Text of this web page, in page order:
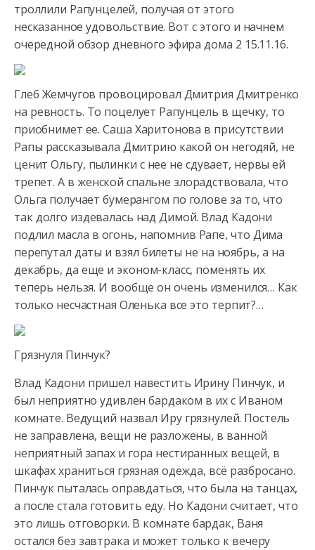
троллили Рапунцелей, получая от этого
несказанное удовольствие. Вот с этого и начнем
очередной обзор дневного эфира дома 2 15.11.16.
Глеб Жемчугов провоцировал Дмитрия Дмитренко
на ревность. То поцелует Рапунцель в щечку, то
приобнимет ее. Саша Харитонова в присутствии
Рапы рассказывала Дмитрию какой он негодяй, не
ценит Ольгу, пылинки с нее не сдувает, нервы ей
трепет. А в женской спальне злорадствовала, что
Ольга получает бумерангом по голове за то, что
так долго издевалась над Димой. Влад Кадони
подлил масла в огонь, напомнив Рапе, что Дима
перепутал даты и взял билеты не на ноябрь, а на
декабрь, да еще и эконом-класс, поменять их
теперь нельзя. И вообще он очень изменился… Как
только несчастная Оленька все это терпит?…
Грязнуля Пинчук?
Влад Кадони пришел навестить Ирину Пинчук, и
был неприятно удивлен бардаком в их с Иваном
комнате. Ведущий назвал Иру грязнулей. Постель
не заправлена, вещи не разложены, в ванной
неприятный запах и гора нестиранных вещей, в
шкафах храниться грязная одежда, всё разбросано.
Пинчук пыталась оправдаться, что была на танцах,
а после стала готовить еду. Но Кадони считает, что
это лишь отговорки. В комнате бардак, Ваня
остался без завтрака и может только к вечеру